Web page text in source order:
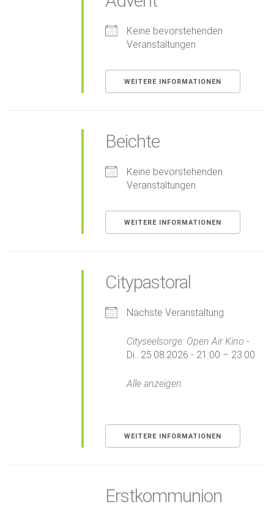
Keine bevorstehenden
Veranstaltungen
WEITERE INFORMATIONEN
Beichte
Keine bevorstehenden
Veranstaltungen
WEITERE INFORMATIONEN
Citypastoral
Nächste Veranstaltung
Cityseelsorge: Open Air Kino -
Di.. 25.08.2026 - 21:00 – 23:00
Alle anzeigen
WEITERE INFORMATIONEN
Erstkommunion